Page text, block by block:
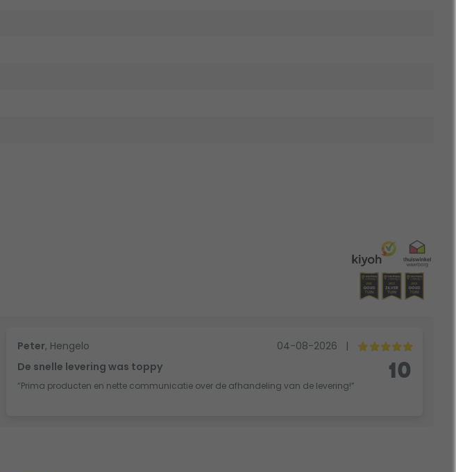
Peter, Hengelo 04-08-2026
|
De snelle levering was toppy
“Prima producten en nette communicatie over de afhandeling van de levering!”
10